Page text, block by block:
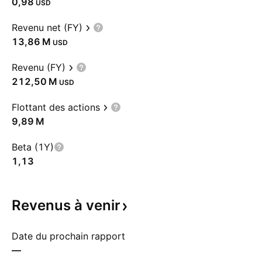
USD
Revenu net (FY)
‪13,86 M‬ USD
Revenu (FY)
‪212,50 M‬ USD
Flottant des actions
‪9,89 M‬
Beta (1Y)
1,13
Revenus à venir
Date du prochain rapport
—